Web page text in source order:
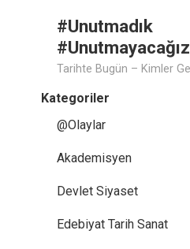
#Unutmadık
#Unutmayacağız
Kategoriler
@Olaylar
Akademisyen
Devlet Siyaset
Edebiyat Tarih Sanat